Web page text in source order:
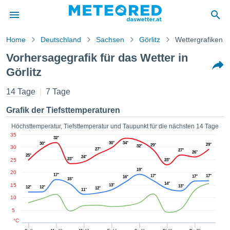
von
dass
von
diese
die
cookies
digitale
Home Deutschland Sachsen Görlitz Wettergrafiken
Vorhersagegrafik für das Wetter in
Görlitz
14 Tage 7 Tage
Grafik der Tiefsttemperaturen
Höchsttemperatur, Tiefsttemperatur und Taupunkt für die nächsten 14 Tage
5
10
15
20
25
30
35
°C
25°
30°
32°
23° 24°
27°
30° 34°
32° 29°
23°
27° 26°
29°
12° 12°
17°
15°
11° 12°
13°
16°
19°
17°
14°
13°
17° 17°